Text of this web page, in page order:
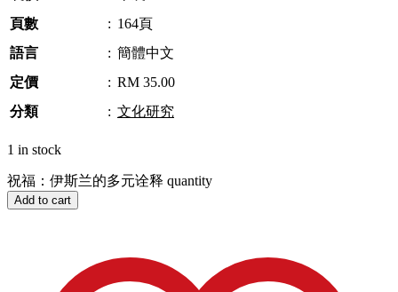
頁數
: 164頁
語言
: 簡體中文
定價
: RM 35.00
分類
: 文化研究
1 in stock
祝福：伊斯兰的多元诠释 quantity
Add to cart